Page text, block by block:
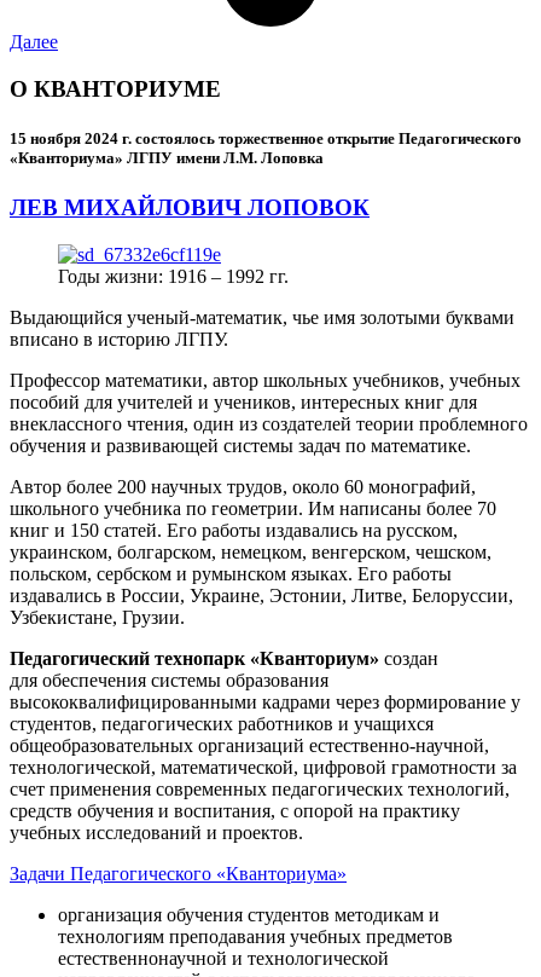
Далее
О КВАНТОРИУМЕ
15 ноября 2024 г. состоялось торжественное открытие Педагогического
«Кванториума» ЛГПУ имени Л.М. Лоповка
ЛЕВ МИХАЙЛОВИЧ ЛОПОВОК
Годы жизни: 1916 – 1992 гг.
Выдающийся ученый-математик, чье имя золотыми буквами
вписано в историю ЛГПУ.
Профессор математики, автор школьных учебников, учебных
пособий для учителей и учеников, интересных книг для
внеклассного чтения, один из создателей теории проблемного
обучения и развивающей системы задач по математике.
Автор более 200 научных трудов, около 60 монографий,
школьного учебника по геометрии. Им написаны более 70
книг и 150 статей. Его работы издавались на русском,
украинском, болгарском, немецком, венгерском, чешском,
польском, сербском и румынском языках. Его работы
издавались в России, Украине, Эстонии, Литве, Белоруссии,
Узбекистане, Грузии.
Педагогический технопарк «Кванториум» создан
для обеспечения системы образования
высококвалифицированными кадрами через формирование у
студентов, педагогических работников и учащихся
общеобразовательных организаций естественно-научной,
технологической, математической, цифровой грамотности за
счет применения современных педагогических технологий,
средств обучения и воспитания, с опорой на практику
учебных исследований и проектов.
Задачи Педагогического «Кванториума»
организация обучения студентов методикам и
технологиям преподавания учебных предметов
естественнонаучной и технологической